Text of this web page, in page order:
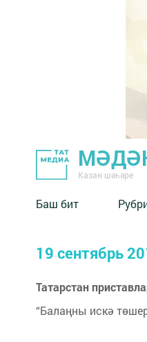
Казан шәһәре
Баш бит
19 сентябрь
Татарстан
“Балаңны искә